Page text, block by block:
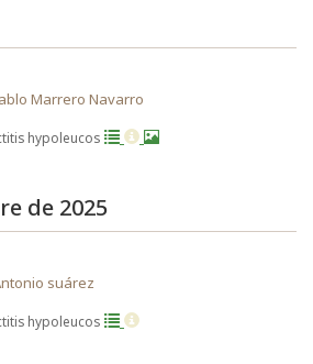
Marrero Navarro
hypoleucos
de 2025
suárez
hypoleucos